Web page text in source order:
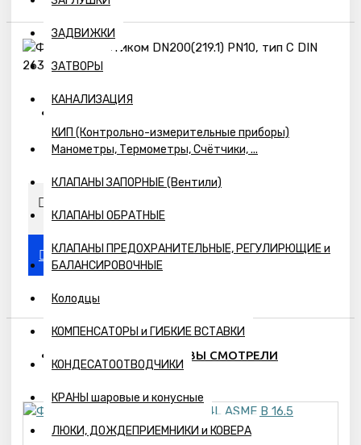
ЗАДВИЖКИ
ЗАТВОРЫ
КАНАЛИЗАЦИЯ
КИП (Контрольно-измерительные приборы)
Манометры, Термометры, Счётчики, ...
КЛАПАНЫ ЗАПОРНЫЕ (Вентили)
КЛАПАНЫ ОБРАТНЫЕ
КЛАПАНЫ ПРЕДОХРАНИТЕЛЬНЫЕ, РЕГУЛИРЮЩИЕ и
БАЛАНСИРОВОЧНЫЕ
Колодцы
КОМПЕНСАТОРЫ и ГИБКИЕ ВСТАВКИ
КОНДЕСАТООТВОДЧИКИ
КРАНЫ шаровые и конусные
ЛЮКИ, ДОЖДЕПРИЕМНИКИ и КОВЕРА
Наличие:
Предзаказ
ВЫ СМОТРЕЛИ